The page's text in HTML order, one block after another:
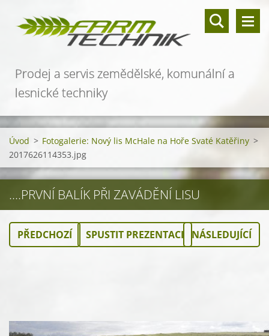
Prodej a servis zemědělské, komunální a
lesnické techniky
Úvod > Fotogalerie: Nový lis McHale na Hoře Svaté Katěřiny >
2017626114353.jpg
....PRVNÍ BALÍK PŘI ZAVÁDĚNÍ LISU
PŘEDCHOZÍ SPUSTIT PREZENTACI NÁSLEDUJÍCÍ